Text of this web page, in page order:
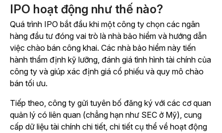
IPO hoạt động như thế nào?
Quá trình IPO bắt đầu khi một công ty chọn các ngân
hàng đầu tư đóng vai trò là nhà bảo hiểm và hướng dẫn
việc chào bán công khai. Các nhà bảo hiểm này tiến
hành thẩm định kỹ lưỡng, đánh giá tình hình tài chính của
công ty và giúp xác định giá cổ phiếu và quy mô chào
bán tối ưu.
Tiếp theo, công ty gửi tuyên bố đăng ký với các cơ quan
quản lý có liên quan (chẳng hạn như SEC ở Mỹ), cung
cấp dữ liệu tài chính chi tiết, chi tiết cụ thể về hoạt động